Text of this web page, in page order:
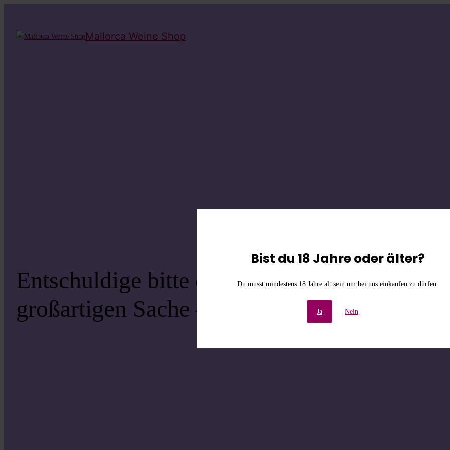
Bist du 18 Jahre oder älter?
Du musst mindestens 18 Jahre alt sein um bei uns einkaufen zu dürfen.
Ja Nein
Mallorca Weine Shop
Entschuldige bitte die Unannehmlichkeiten!
großartigen Sache – schau bald wieder vorbei!